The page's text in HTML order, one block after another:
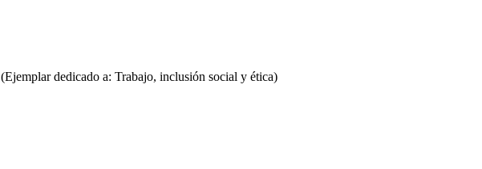
(Ejemplar dedicado a: Trabajo, inclusión social y ética)